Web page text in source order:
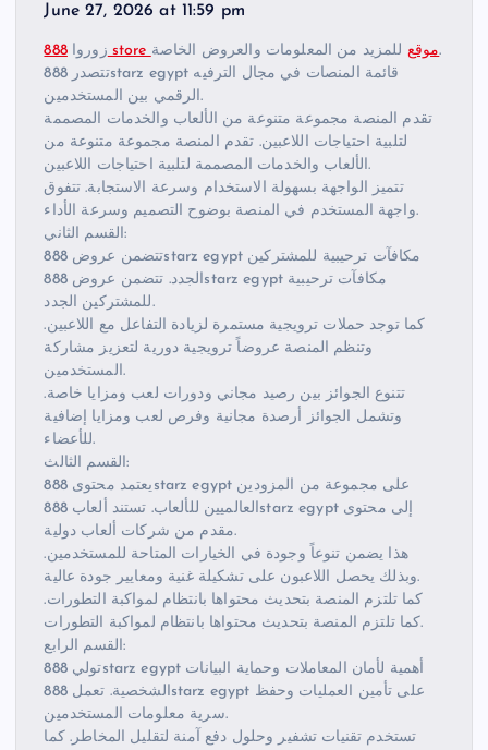
June 27, 2026 at 11:59 pm
زوروا 888 store موقعللمزيد من المعلومات والعروض الخاصة.
تتصدر 888starz egypt قائمة المنصات في مجال الترفيه
الرقمي بين المستخدمين.
تقدم المنصة مجموعة متنوعة من الألعاب والخدمات المصممة
لتلبية احتياجات اللاعبين. تقدم المنصة مجموعة متنوعة من
الألعاب والخدمات المصممة لتلبية احتياجات اللاعبين.
تتميز الواجهة بسهولة الاستخدام وسرعة الاستجابة. تتفوق
واجهة المستخدم في المنصة بوضوح التصميم وسرعة الأداء.
القسم الثاني:
تتضمن عروض 888starz egypt مكافآت ترحيبية للمشتركين
الجدد. تتضمن عروض 888starz egypt مكافآت ترحيبية
للمشتركين الجدد.
كما توجد حملات ترويجية مستمرة لزيادة التفاعل مع اللاعبين.
وتنظم المنصة عروضاً ترويجية دورية لتعزيز مشاركة
المستخدمين.
تتنوع الجوائز بين رصيد مجاني ودورات لعب ومزايا خاصة.
وتشمل الجوائز أرصدة مجانية وفرص لعب ومزايا إضافية
للأعضاء.
القسم الثالث:
يعتمد محتوى 888starz egypt على مجموعة من المزودين
العالميين للألعاب. تستند ألعاب 888starz egypt إلى محتوى
مقدم من شركات ألعاب دولية.
هذا يضمن تنوعاً وجودة في الخيارات المتاحة للمستخدمين.
وبذلك يحصل اللاعبون على تشكيلة غنية ومعايير جودة عالية.
كما تلتزم المنصة بتحديث محتواها بانتظام لمواكبة التطورات.
كما تلتزم المنصة بتحديث محتواها بانتظام لمواكبة التطورات.
القسم الرابع:
تولي 888starz egypt أهمية لأمان المعاملات وحماية البيانات
الشخصية. تعمل 888starz egypt على تأمين العمليات وحفظ
سرية معلومات المستخدمين.
تستخدم تقنيات تشفير وحلول دفع آمنة لتقليل المخاطر. كما